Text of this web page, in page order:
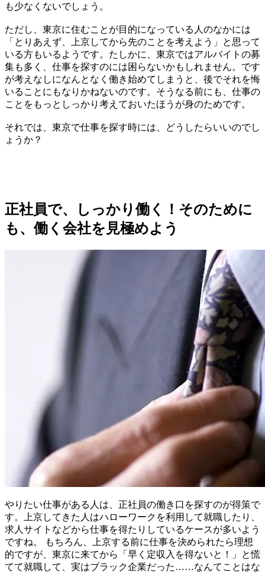
も少なくないでしょう。
ただし、東京に住むことが目的になっている人のなかには
「とりあえず、上京してから先のことを考えよう」と思って
いる方もいるようです。たしかに、東京ではアルバイトの募
集も多く、仕事を探すのには困らないかもしれません。です
が考えなしになんとなく働き始めてしまうと、後でそれを悔
いることにもなりかねないのです。そうなる前にも、仕事の
ことをもっとしっかり考えておいたほうが身のためです。
それでは、東京で仕事を探す時には、どうしたらいいのでし
ょうか？
正社員で、しっかり働く！そのために
も、働く会社を見極めよう
やりたい仕事がある人は、正社員の働き口を探すのが得策で
す。上京してきた人はハローワークを利用して就職したり、
求人サイトなどから仕事を得たりしているケースが多いよう
ですね。 もちろん、上京する前に仕事を決められたら理想
的ですが、東京に来てから「早く定収入を得ないと！」と慌
てて就職して、実はブラック企業だった……なんてことはな